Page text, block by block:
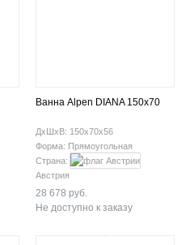
Ванна Alpen DIANA 150x70
ДхШхВ: 150х70х56
Форма: Прямоугольная
Страна:
Австрия
28 678 руб.
Не доступно к заказу